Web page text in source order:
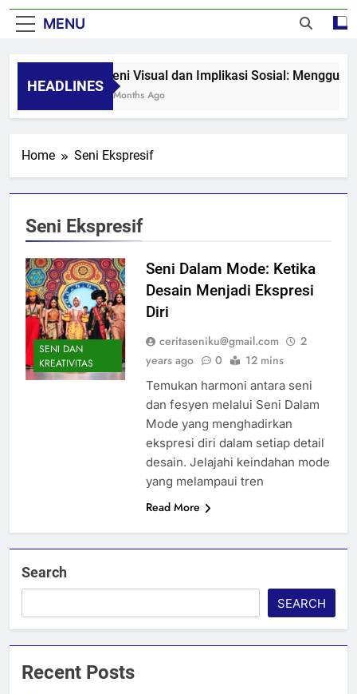
MENU
HEADLINES
Seni Visual dan Implikasi Sosial:
8 Months Ago
Home Seni Ekspresif
Seni Ekspresif
SENI DAN
KREATIVITAS
Seni Dalam Mode: Ketika
Desain Menjadi Ekspresi
Diri
ceritaseniku@gmail.com
2
years ago
0 12 mins
Temukan harmoni antara seni
dan fesyen melalui Seni Dalam
Mode yang menghadirkan
ekspresi diri dalam setiap detail
desain. Jelajahi keindahan mode
yang melampaui tren
Read More
Search
SEARCH
Recent Posts